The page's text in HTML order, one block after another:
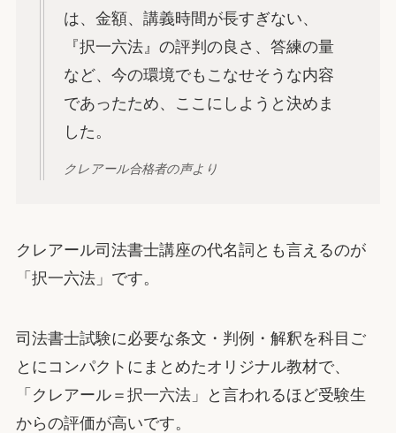
は、金額、講義時間が長すぎない、
『択一六法』の評判の良さ、答練の量
など、今の環境でもこなせそうな内容
であったため、ここにしようと決めま
した。
クレアール合格者の声より
クレアール司法書士講座の代名詞とも言えるのが
「択一六法」です。
司法書士試験に必要な条文・判例・解釈を科目ご
とにコンパクトにまとめたオリジナル教材で、
「クレアール＝択一六法」と言われるほど受験生
からの評価が高いです。